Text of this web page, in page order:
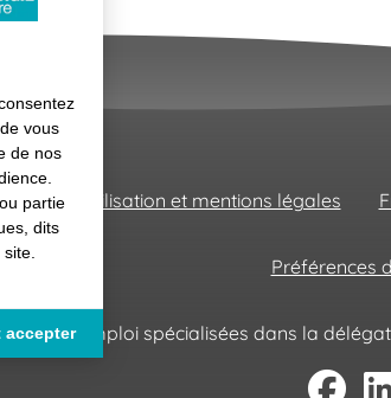
d'utilisation et mentions légales
Préférences
d'emploi spécialisées dans la